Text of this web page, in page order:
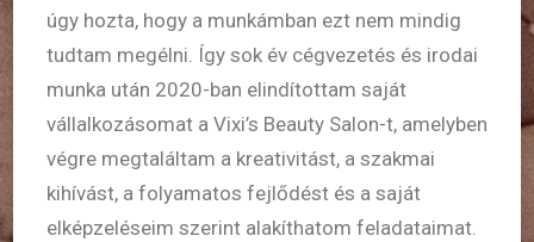
úgy hozta, hogy a munkámban ezt nem mindig
tudtam megélni. Így sok év cégvezetés és irodai
munka után 2020-ban elindítottam saját
vállalkozásomat a Vixi’s Beauty Salon-t, amelyben
végre megtaláltam a kreativitást, a szakmai
kihívást, a folyamatos fejlődést és a saját
elképzeléseim szerint alakíthatom feladataimat.